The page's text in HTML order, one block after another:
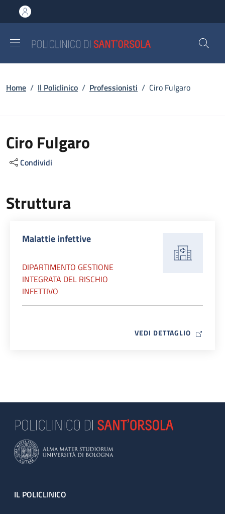
al contenuto principale
to footer content
Briciole di pane
Home / Il Policlinico / Professionisti / Ciro Fulgaro
Ciro Fulgaro
Condividi
Struttura
Malattie infettive
DIPARTIMENTO GESTIONE
INTEGRATA DEL RISCHIO
INFETTIVO
VEDI DETTAGLIO MAP ICON
Footer
IL POLICLINICO